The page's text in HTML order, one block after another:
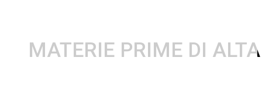
MATERIE PRIME DI